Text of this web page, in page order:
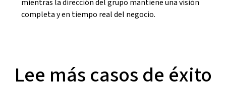
mientras la dirección del grupo mantiene una visión
completa y en tiempo real del negocio.
Lee más casos de éxito